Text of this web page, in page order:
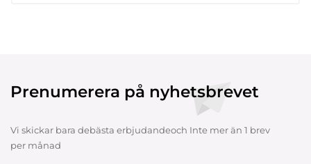
Prenumerera på nyhetsbrevet
Vi skickar bara debästa erbjudandeoch Inte mer än 1 brev
per månad